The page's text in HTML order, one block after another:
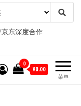
元包邮,九
东深度合作
菜单
0
¥0.00